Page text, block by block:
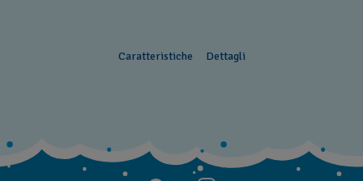
Caratteristiche Dettagli